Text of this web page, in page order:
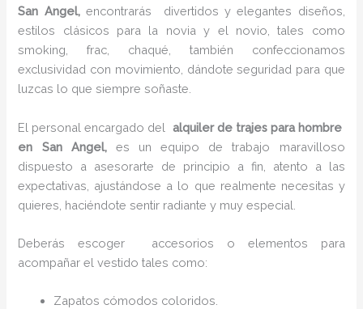
San Angel,encontrarás
divertidos y elegantes diseños,
estilos clásicos para la novia y el novio, tales como
smoking, frac, chaqué, también confeccionamos
exclusividad con movimiento, dándote seguridad para que
luzcas lo que siempre soñaste.
El personal encargado del alquiler de trajes para hombre
en San Angel,es un equipo de trabajo maravilloso
dispuesto a asesorarte de principio a fin, atento a las
expectativas, ajustándose a lo que realmente necesitas y
quieres, haciéndote sentir radiante y muy especial.
Deberás escoger accesorios o elementos para
acompañar el vestido tales como:
Zapatos cómodos coloridos.